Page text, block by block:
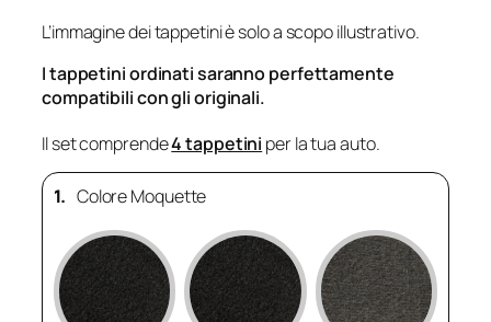
L’immagine dei tappetini è solo a scopo illustrativo.
I tappetini ordinati saranno perfettamente
compatibili con gli originali.
Il set comprende4 tappetini per la tua auto.
1. Colore Moquette